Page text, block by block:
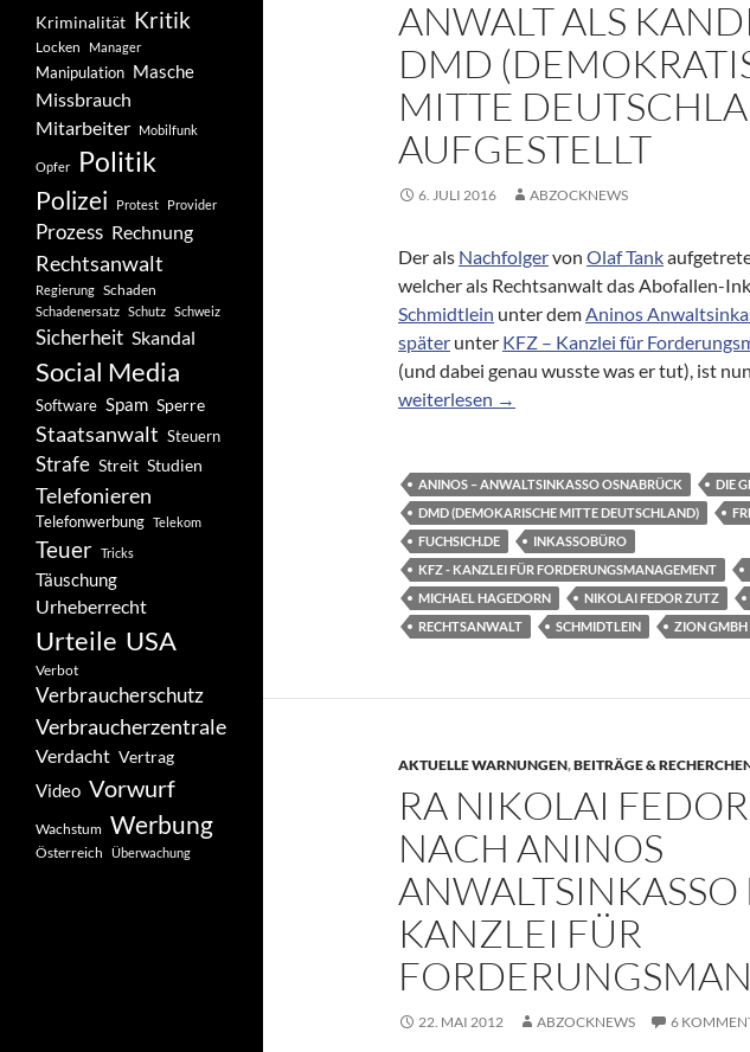
ANWALT ALS
DMD
MITTE
AUFGESTELLT
6. JULI 2016 ABZOCKNEWS
Der als Nachfolgervon Olaf Tank
welcher als Rechtsanwalt das Abofallen-
Schmidtlein unter demAninos
später unter KFZ – Kanzlei für
(und dabei genau wusste was er tut), ist nun
Nikolai Fedor Zutz: Ehemaliger
weiterlesen →
ANINOS – ANWALTSINKASSO OSNABRÜCK
DIE
DMD (DEMOKARISCHE MITTE DEUTSCHLAND)
FUCHSICH.DE
INKASSOBÜRO
KFZ - KANZLEI FÜR FORDERUNGSMANAGEMENT
MICHAEL HAGEDORN
NIKOLAI FEDOR ZUTZ
RECHTSANWALT
SCHMIDTLEIN ZION GMBH
AKTUELLE WARNUNGEN,BEITRÄGE &
RA NIKOLAI
NACH ANINOS
KANZLEI FÜR
22. MAI 2012 ABZOCKNEWS 6
Kriminalität Kritik
Locken Manager
Manipulation Masche
Missbrauch
Mitarbeiter
Mobilfunk
Opfer Politik
Polizei Protest Provider
Prozess Rechnung
Rechtsanwalt
Regierung Schaden
Schadenersatz Schutz Schweiz
Sicherheit Skandal
Social Media
Software Spam Sperre
Staatsanwalt Steuern
Strafe Streit Studien
Telefonieren
Telefonwerbung Telekom
Teuer Tricks
Täuschung
Urheberrecht
Urteile USA
Verbot
Verbraucherschutz
Verbraucherzentrale
Verdacht Vertrag
Video Vorwurf
Wachstum Werbung
Österreich Überwachung